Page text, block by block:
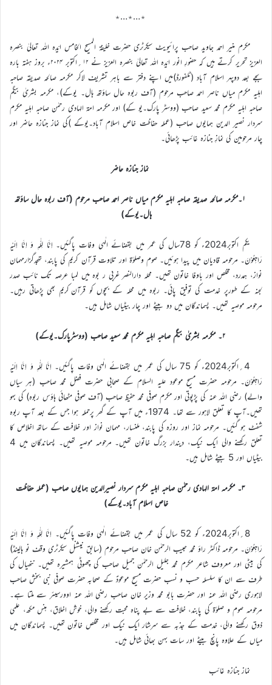
٭…٭…٭
مکرم منیر احمد جاوید صاحب پرائیویٹ سیکرٹری حضرت خلیفۃ المسیح الخامس ایّدہ اللہ تعالیٰ بنصرہ
العزیز تحریر کرتے ہیں کہ حضورِ انور ایّدہ اللہ تعالیٰ بنصرہ العزیز نے ۱۲؍اکتوبر ۲۰۲۴ء بروز ہفتہ بارہ
بجے بعد دوپہر اسلام آباد (ٹلفورڈ)میں اپنے دفتر سے باہر تشریف لاکر مکرمہ صالحہ صدیقہ صاحبہ
اہلیہ مکرم میاں ناصر احمد صاحب مرحوم (آف ربوہ حال ساؤتھ ہال۔ یوکے)، مکرمہ بشریٰ بیگم
صاحبہ اہلیہ مکرم محمد سعید صاحب (ووسٹر پارک۔یو کے) اور مکرمہ امۃ الہادی رحمٰن صاحبہ اہلیہ مکرم
سردار نصیر الدین ہمایوں صاحب (عملہ حفاظت خاص اسلام آباد۔یوکے )کی نماز جنازہ حاضر اور
چار مرحومین کی نمازِ جنازہ غائب پڑھائی۔
نماز جنازہ حاضر
۱۔مکرمہ صالحہ صدیقہ صاحبہ اہلیہ مکرم میاں ناصر احمد صاحب مرحوم (آف ربوہ حال ساؤتھ
ہال۔یوکے)
یکم اکتوبر2024ء کو 78سال کی عمر میں بقضائے الٰہی وفات پاگئیں۔ اِنَّا لِلّٰہِ وَ اِنَّا اِلَیْہِ
رَاجِعُوْنَ۔ مرحومہ قادیان میں پیدا ہوئیں۔ صوم وصلوٰۃ اور تلاوت قرآن کریم کی پابند، تہجدگزارمہمان
نواز، ہمدرد، مخلص اور باوفا خاتون تھیں۔ محلہ دارالنصر غربی ر بوہ میں لمبا عرصہ تک نائب صدر
لجنہ کے طورپر خدمت کی توفیق پائی۔ ربوہ میں محلہ کے بچوں کو قرآن کریم بھی پڑھاتی رہیں۔
مرحومہ موصیہ تھیں۔ پسماندگان میں دو بیٹے اور چار بیٹیاں شامل ہیں۔
۲۔ مکرمہ بشریٰ بیگم صاحبہ اہلیہ مکرم محمد سعید صاحب (ووسٹرپارک۔یوکے)
4؍اکتوبر2024ء کو 75 سال کی عمر میں بقضائے الٰہی وفات پاگئیں۔ اِنَّا لِلّٰہِ وَ اِنَّا اِلَیْہِ
رَاجِعُوْنَ۔ مرحومہ حضرت مسیح موعود علیہ السلام کے صحابی حضرت فضل محمد صاحب (ہر سیاں
والے) رضی اللہ عنہ کی پڑپوتی اور مکرم صوفی محمد حفیظ صاحب (آف صوفی مٹھائی ہاؤس ربوہ) کی بہو
تھیں۔آپ کا تعلق لاہور سے تھا۔ 1974ء میں آپ کے گھر پرحملہ ہوا جس کے بعد آپ ربوہ
شفٹ ہو گئیں۔ مرحومہ نماز اور روزہ کی پابند، ملنسار، مہمان نواز اور خلافت کے ساتھ اخلاص کا
تعلق رکھنے والی ایک نیک، دیندار بزرگ خاتون تھیں۔ مرحومہ موصیہ تھیں۔ پسماندگان میں 4
بیٹیاں اور 5 بیٹے شامل ہیں۔
۳۔ مکرمہ امۃ الہادی رحمٰن صاحبہ اہلیہ مکرم سردار نصیرالدین ہمایوں صاحب (عملہ حفاظت
خاص اسلام آباد۔یوکے)
8؍اکتوبر2024ء کو 52 سال کی عمر میں بقضائے الٰہی وفات پاگئیں۔ اِنَّا لِلّٰہِ وَ اِنَّا اِلَیْہِ
رَاجِعُوْنَ۔ مرحومہ ڈاکٹر راؤ محمد حبیب الرحمٰن خان صاحب مرحوم (سابق نیشنل سیکرٹری وقف نو ہالینڈ)
کی بیٹی اور معروف شاعر مکرم محمد جلیل الرحمٰن جمیل صاحب کی چھوٹی ہمشیرہ تھیں۔ ننھیال کی
طرف سے ان کا سلسلہ حسب و نسب حضرت مسیح موعودؑ کے صحابہ حضرت صوفی نبی بخش صاحب
لاہوری رضی اللہ عنہ اور حضرت بابو محمد وزیر خان صاحب رضی اللہ عنہ اوورسیئر سے ملتا ہے۔
مرحومہ صوم و صلوٰۃ کی پابند، خلافت سے بے پناہ محبت رکھنے والی، خوش اخلاق، ہنس مکھ، علمی
ذوق رکھنے والی، خدمت کے جذبہ سے سرشار ایک نیک اور مخلص خاتون تھیں۔ پسماندگان میں
میاں کے علاوہ پانچ بیٹے اور سات بہن بھائی شامل ہیں۔
نماز جنازہ غائب